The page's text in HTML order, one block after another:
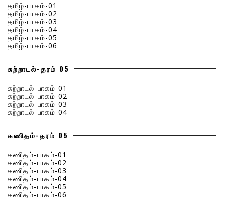
தமிழ்-பாகம்-01
தமிழ்-பாகம்-02
தமிழ்-பாகம்-03
தமிழ்-பாகம்-04
தமிழ்-பாகம்-05
தமிழ்-பாகம்-06
சுற்றாடல்-தரம் 05
சுற்றாடல்-பாகம்-01
சுற்றாடல்-பாகம்-02
சுற்றாடல்-பாகம்-03
சுற்றாடல்-பாகம்-04
கணிதம்-தரம் 05
கணிதம்-பாகம்-01
கணிதம்-பாகம்-02
கணிதம்-பாகம்-03
கணிதம்-பாகம்-04
கணிதம்-பாகம்-05
கணிதம்-பாகம்-06